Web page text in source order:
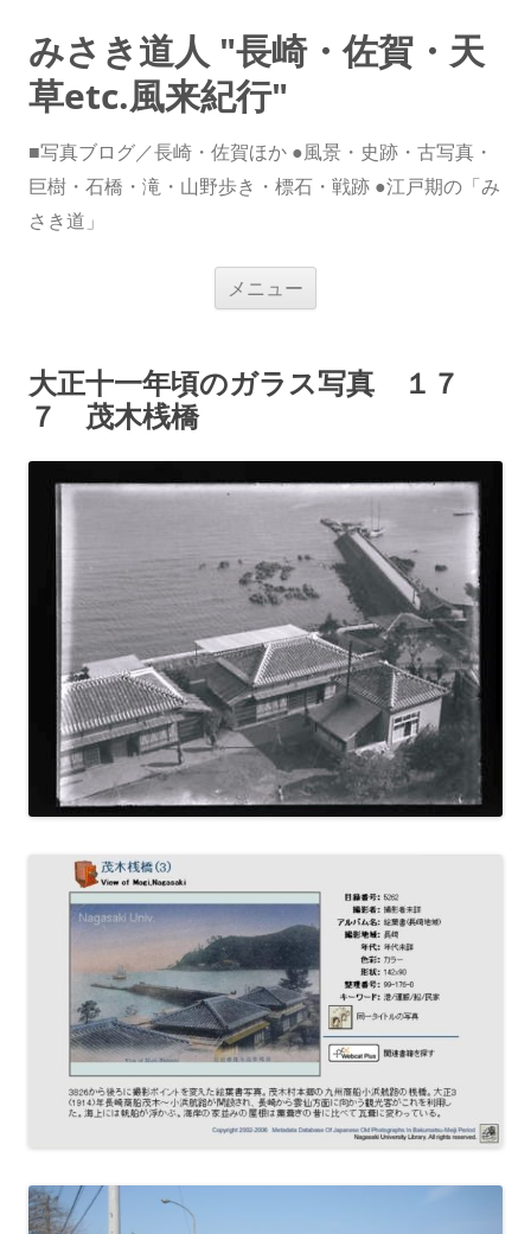
みさき道人 "長崎・佐賀・天
草etc.風来紀行"
■写真ブログ／長崎・佐賀ほか ●風景・史跡・古写真・
巨樹・石橋・滝・山野歩き・標石・戦跡 ●江戸期の「み
さき道」
メニュー
ス
キ
大正十一年頃のガラス写真 １７
７ 茂木桟橋